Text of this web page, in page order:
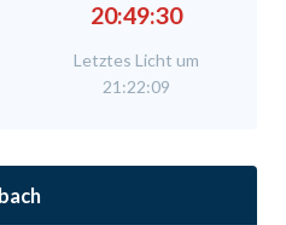
20:49:30
Letztes Licht um
21:22:09
Ibach